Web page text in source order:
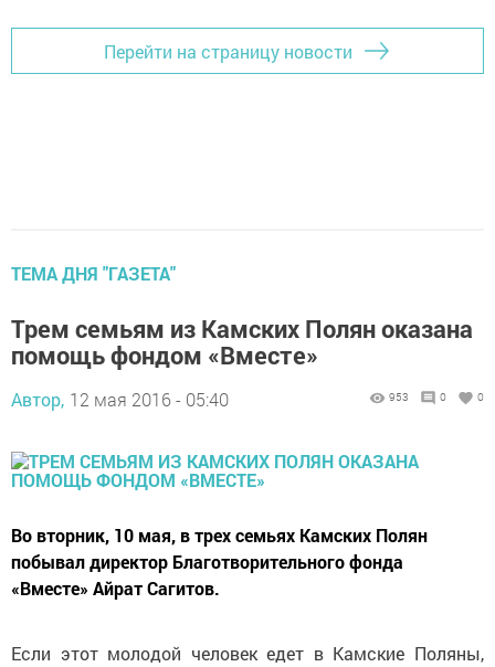
Перейти на страницу новости
ТЕМА ДНЯ "ГАЗЕТА"
Трем семьям из Камских Полян оказана
помощь фондом «Вместе»
Автор, 12 мая 2016 - 05:40 953 0 0
Во вторник, 10 мая, в трех семьях Камских Полян
побывал директор Благотворительного фонда
«Вместе» Айрат Сагитов.
Если этот молодой человек едет в Камские Поляны,